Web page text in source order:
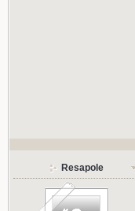
Resapole